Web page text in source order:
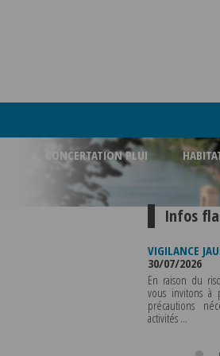
CONCERTATION PLUI
Infos
VIGILANCE
30/07/2026
En raison du
vous invitons à
précautions
activités ...